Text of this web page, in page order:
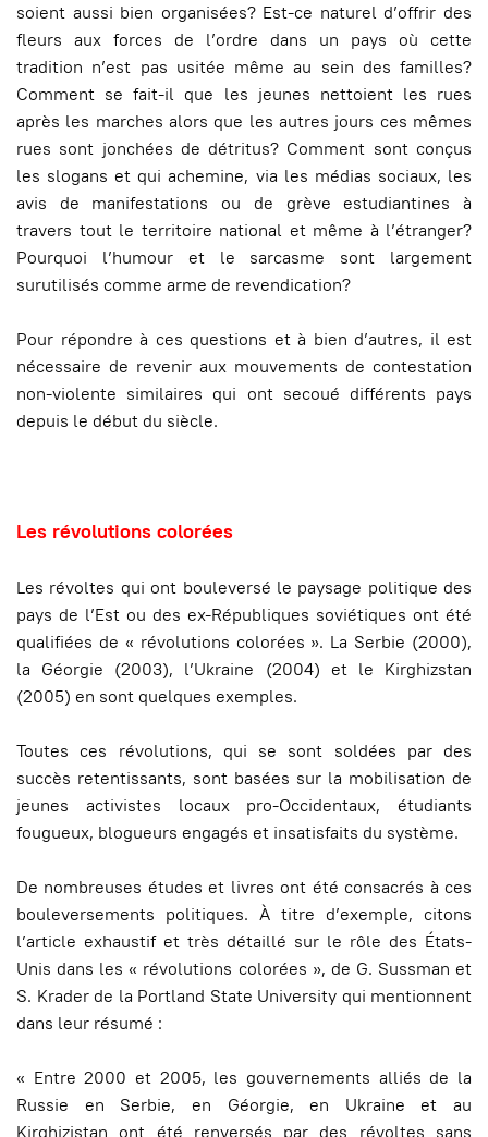
soient aussi bien organisées? Est-ce naturel d’offrir des
fleurs aux forces de l’ordre dans un pays où cette
tradition n’est pas usitée même au sein des familles?
Comment se fait-il que les jeunes nettoient les rues
après les marches alors que les autres jours ces mêmes
rues sont jonchées de détritus? Comment sont conçus
les slogans et qui achemine, via les médias sociaux, les
avis de manifestations ou de grève estudiantines à
travers tout le territoire national et même à l’étranger?
Pourquoi l’humour et le sarcasme sont largement
surutilisés comme arme de revendication?
Pour répondre à ces questions et à bien d’autres, il est
nécessaire de revenir aux mouvements de contestation
non-violente similaires qui ont secoué différents pays
depuis le début du siècle.
Les révolutions colorées
Les révoltes qui ont bouleversé le paysage politique des
pays de l’Est ou des ex-Républiques soviétiques ont été
qualifiées de « révolutions colorées ». La Serbie (2000),
la Géorgie (2003), l’Ukraine (2004) et le Kirghizstan
(2005) en sont quelques exemples.
Toutes ces révolutions, qui se sont soldées par des
succès retentissants, sont basées sur la mobilisation de
jeunes activistes locaux pro-Occidentaux, étudiants
fougueux, blogueurs engagés et insatisfaits du système.
De nombreuses études et livres ont été consacrés à ces
bouleversements politiques. À titre d’exemple, citons
l’article exhaustif et très détaillé sur le rôle des États-
Unis dans les « révolutions colorées », de G. Sussman et
S. Krader de la Portland State University qui mentionnent
dans leur résumé :
« Entre 2000 et 2005, les gouvernements alliés de la
Russie en Serbie, en Géorgie, en Ukraine et au
Kirghizistan ont été renversés par des révoltes sans